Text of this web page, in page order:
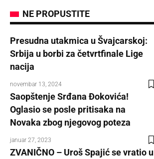
NE PROPUSTITE
Presudna utakmica u Švajcarskoj:
Srbija u borbi za četvrtfinale Lige
nacija
novembar 13, 2024
Saopštenje Srđana Đokovića!
Oglasio se posle pritisaka na
Novaka zbog njegovog poteza
januar 27, 2023
ZVANIČNO – Uroš Spajić se vratio u